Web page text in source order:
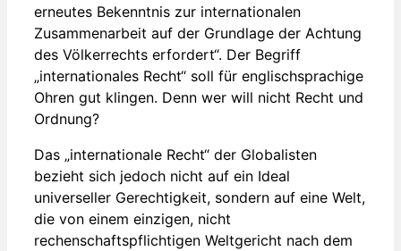
erneutes Bekenntnis zur internationalen
Zusammenarbeit auf der Grundlage der Achtung
des Völkerrechts erfordert“. Der Begriff
„internationales Recht“ soll für englischsprachige
Ohren gut klingen. Denn wer will nicht Recht und
Ordnung?
Das „internationale Recht“ der Globalisten
bezieht sich jedoch nicht auf ein Ideal
universeller Gerechtigkeit, sondern auf eine Welt,
die von einem einzigen, nicht
rechenschaftspflichtigen Weltgericht nach dem